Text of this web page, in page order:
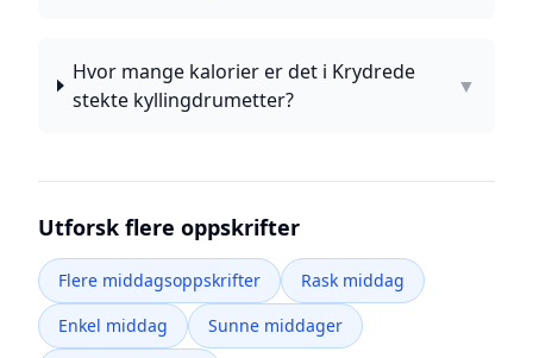
Hvor mange kalorier er det i Krydrede
stekte kyllingdrumetter?
▼
Utforsk flere oppskrifter
Flere middagsoppskrifter
Rask middag
Enkel middag
Sunne middager